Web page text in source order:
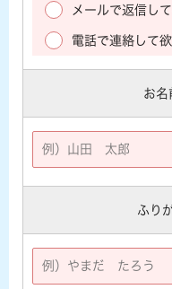
メールで返信し
電話で連絡して
お名
ふり